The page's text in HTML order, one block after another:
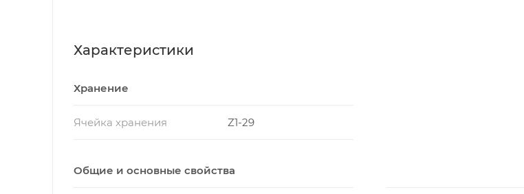
Характеристики
Хранение
Ячейка хранения Z1-29
Общие и основные свойства